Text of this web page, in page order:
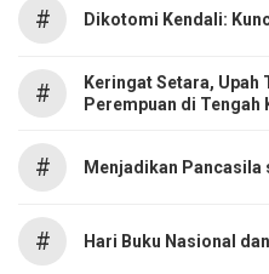
# Dikotomi Kendali:
#
Keringat Setara, Upah
Perempuan di
# Menjadikan Pancasila
# Hari Buku Nasional